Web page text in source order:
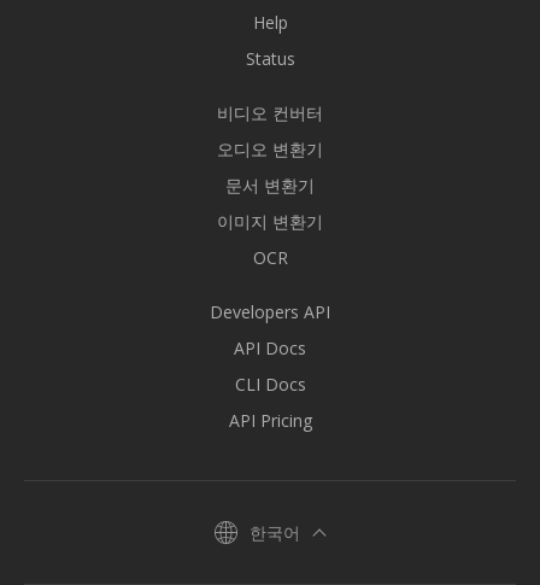
Help
Status
비디오 컨버터
오디오 변환기
문서 변환기
이미지 변환기
OCR
Developers API
API Docs
CLI Docs
API Pricing
한국어